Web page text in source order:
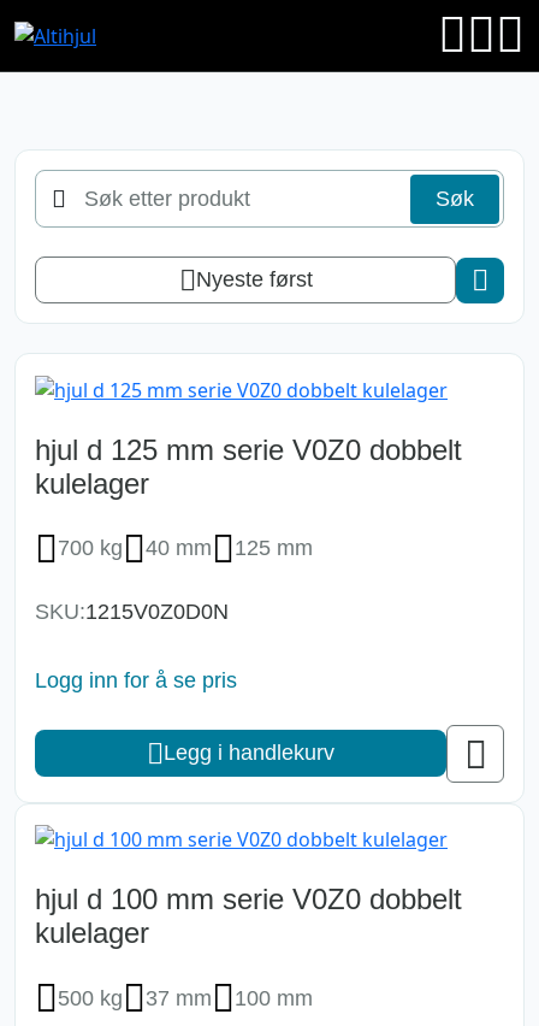
Søk
etter
Søk
Nyeste først
hjul d 125 mm serie V0Z0 dobbelt
kulelager
700 kg 40 mm 125 mm
SKU:1215V0Z0D0N
Logg inn for å se pris
Legg i handlekurv
hjul d 100 mm serie V0Z0 dobbelt
kulelager
500 kg 37 mm 100 mm